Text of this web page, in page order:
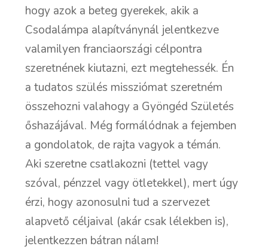
hogy azok a beteg gyerekek, akik a
Csodalámpa alapítványnál jelentkezve
valamilyen franciaországi célpontra
szeretnének kiutazni, ezt megtehessék. Én
a tudatos szülés missziómat szeretném
összehozni valahogy a Gyöngéd Születés
őshazájával. Még formálódnak a fejemben
a gondolatok, de rajta vagyok a témán.
Aki szeretne csatlakozni (tettel vagy
szóval, pénzzel vagy ötletekkel), mert úgy
érzi, hogy azonosulni tud a szervezet
alapvető céljaival (akár csak lélekben is),
jelentkezzen bátran nálam!